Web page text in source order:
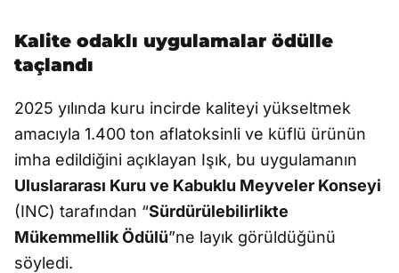
Kalite odaklı uygulamalar ödülle
taçlandı
2025 yılında kuru incirde kaliteyi yükseltmek
amacıyla 1.400 ton aflatoksinli ve küflü ürünün
imha edildiğini açıklayan Işık, bu uygulamanın
Uluslararası Kuru ve Kabuklu Meyveler Konseyi
(INC) tarafından “Sürdürülebilirlikte
Mükemmellik Ödülü”ne layık görüldüğünü
söyledi.